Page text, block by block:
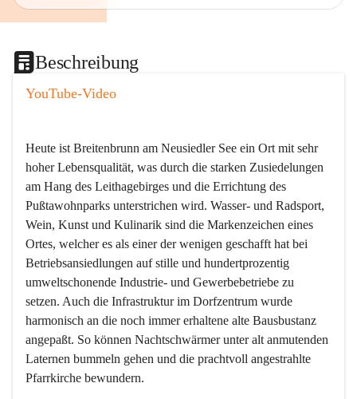
Beschreibung
YouTube-Video
Heute ist Breitenbrunn am Neusiedler See ein Ort mit sehr
hoher Lebensqualität, was durch die starken Zusiedelungen
am Hang des Leithagebirges und die Errichtung des
Pußtawohnparks unterstrichen wird. Wasser- und Radsport,
Wein, Kunst und Kulinarik sind die Markenzeichen eines
Ortes, welcher es als einer der wenigen geschafft hat bei
Betriebsansiedlungen auf stille und hundertprozentig
umweltschonende Industrie- und Gewerbebetriebe zu
setzen. Auch die Infrastruktur im Dorfzentrum wurde
harmonisch an die noch immer erhaltene alte Bausbustanz
angepaßt. So können Nachtschwärmer unter alt anmutenden
Laternen bummeln gehen und die prachtvoll angestrahlte
Pfarrkirche bewundern.